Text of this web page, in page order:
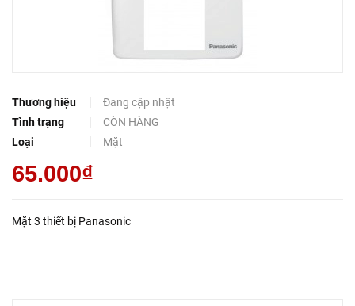
Thương hiệu
Đang cập nhật
Tình trạng
CÒN HÀNG
Loại
Mặt
65.000₫
Mặt 3 thiết bị Panasonic